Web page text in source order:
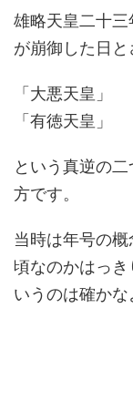
雄略天皇二十
が崩御した日と
「大悪天皇」
「有徳天皇」
という真逆の
方です。
当時は年号の
頃なのかはっ
いうのは確かな